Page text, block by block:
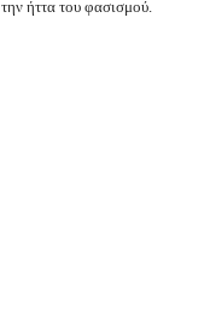
ήττα του φασισμού.
και βιαιότητες